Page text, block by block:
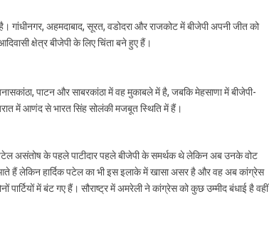
गांधीनगर, अहमदाबाद, सूरत, वडोदरा और राजकोट में बीजेपी अपनी जीत को
क्षेत्र बीजेपी के लिए चिंता बने हुए हैं।
पाटन और सा‍बरकांठा में वह मुकाबले में है, जबकि मेहसाणा में बीजेपी-
में आणंद से भारत सिंह सोलंकी मजबूत स्थिति में हैं।
असंतोष के पहले पाटीदार पहले बीजेपी के समर्थक थे लेकिन अब उनके वोट
हैं लेकिन हार्दिक पटेल का भी इस इलाके में खासा असर है और वह अब कांग्रेस
पार्टियों में बंट गए हैं। सौराष्‍ट्र में अमरेली ने कांग्रेस को कुछ उम्‍मीद बंधाई है वहीं